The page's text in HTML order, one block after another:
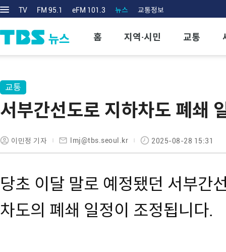
TV FM 95.1 eFM 101.3 뉴스 교통정보
홈 지역·시민 교통
교통
서부간선도로 지하차도 폐쇄
이민정 기자 lmj@tbs.seoul.kr 2025-08-28 15:31
당초 이달 말로 예정됐던 서부간
차도의 폐쇄 일정이 조정됩니다.